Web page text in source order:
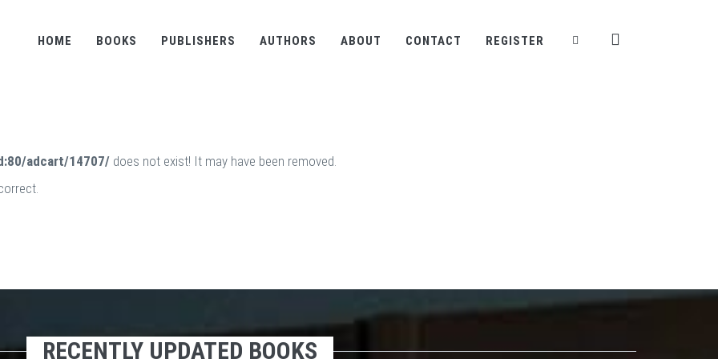
HOME BOOKS PUBLISHERS AUTHORS ABOUT CONTACT REGISTER
adcart/14707/ does not exist! It may have been removed.
RECENTLY UPDATED BOOKS